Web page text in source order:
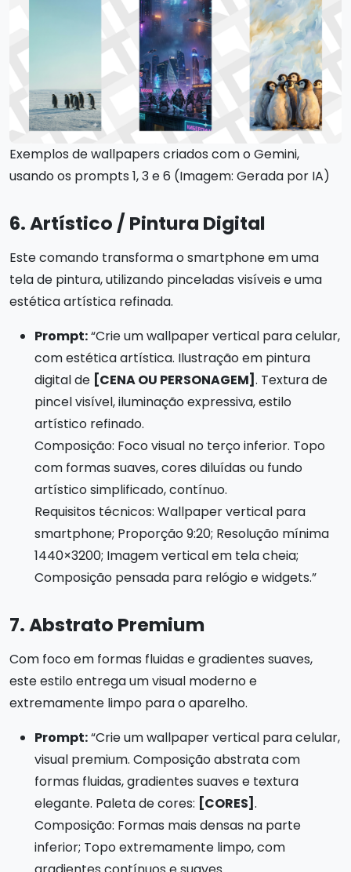
Exemplos de wallpapers criados com o Gemini,
usando os prompts 1, 3 e 6 (Imagem: Gerada por IA)
6. Artístico / Pintura Digital
Este comando transforma o smartphone em uma
tela de pintura, utilizando pinceladas visíveis e uma
estética artística refinada.
Prompt:“Crie um wallpaper vertical para celular,
com estética artística. Ilustração em pintura
digital de [CENA OU PERSONAGEM] . Textura de
pincel visível, iluminação expressiva, estilo
artístico refinado.
Composição: Foco visual no terço inferior. Topo
com formas suaves, cores diluídas ou fundo
artístico simplificado, contínuo.
Requisitos técnicos: Wallpaper vertical para
smartphone; Proporção 9:20; Resolução mínima
1440×3200; Imagem vertical em tela cheia;
Composição pensada para relógio e widgets.”
7. Abstrato Premium
Com foco em formas fluidas e gradientes suaves,
este estilo entrega um visual moderno e
extremamente limpo para o aparelho.
Prompt:“Crie um wallpaper vertical para celular,
visual premium. Composição abstrata com
formas fluidas, gradientes suaves e textura
elegante. Paleta de cores: [CORES] .
Composição: Formas mais densas na parte
inferior; Topo extremamente limpo, com